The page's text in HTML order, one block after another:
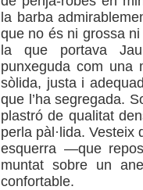
la barba
que no és ni grossa
la que portava
punxeguda com una
sòlida, justa i
que l’ha segregada.
plastró de qualitat
perla pàl·lida.
esquerra —que
muntat sobre un
confortable.